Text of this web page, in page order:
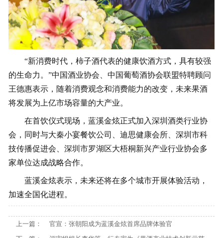
“新消费时代，柿子酒代表的健康饮酒方式，具有较强
的生命力。”中国酒业协会、中国葡萄酒协会联盟特聘顾问
王德惠表示，随着消费观念和消费能力的改变，未来果酒
将发展为上亿市场容量的大产业。
在首饮仪式现场，蓝溪金炫正式加入深圳酒类行业协
会，同时与大秦小宴餐饮公司、迪思健康会所、深圳市科
技传播促进会、深圳市罗湖区大梧桐新兴产业行业协会多
家单位达成战略合作。
蓝溪金炫表示，未来还将在多个城市开展体验活动，
加速全国化进程。
上一篇：
官宣：张朝阳成为蓝溪金炫首席品牌体验官